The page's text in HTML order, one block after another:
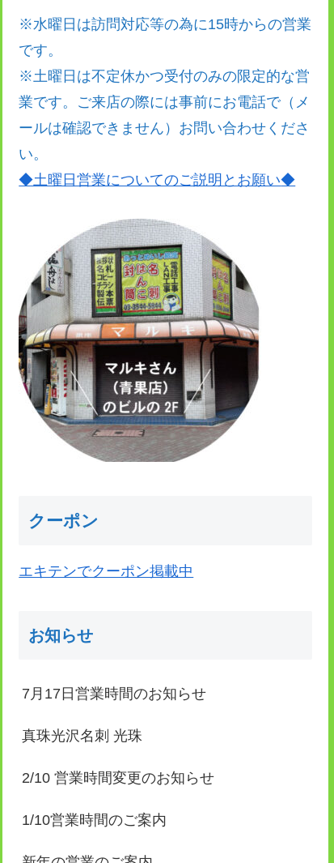
※水曜日は訪問対応等の為に15時からの営業
です。
※土曜日は不定休かつ受付のみの限定的な営
業です。ご来店の際には事前にお電話で（メ
ールは確認できません）お問い合わせくださ
い。
◆土曜日営業についてのご説明とお願い◆
クーポン
エキテンでクーポン掲載中
お知らせ
7月17日営業時間のお知らせ
真珠光沢名刺 光珠
2/10 営業時間変更のお知らせ
1/10営業時間のご案内